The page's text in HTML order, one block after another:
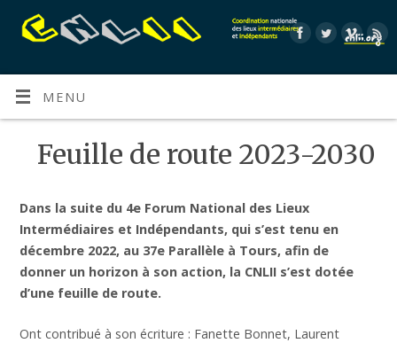
MENU
Feuille de route 2023-2030
Dans la suite du 4e Forum National des Lieux
Intermédiaires et Indépendants, qui s’est tenu en
décembre 2022, au 37e Parallèle à Tours, afin de
donner un horizon à son action, la CNLII s’est dotée
d’une feuille de route.
Ont contribué à son écriture : Fanette Bonnet, Laurent